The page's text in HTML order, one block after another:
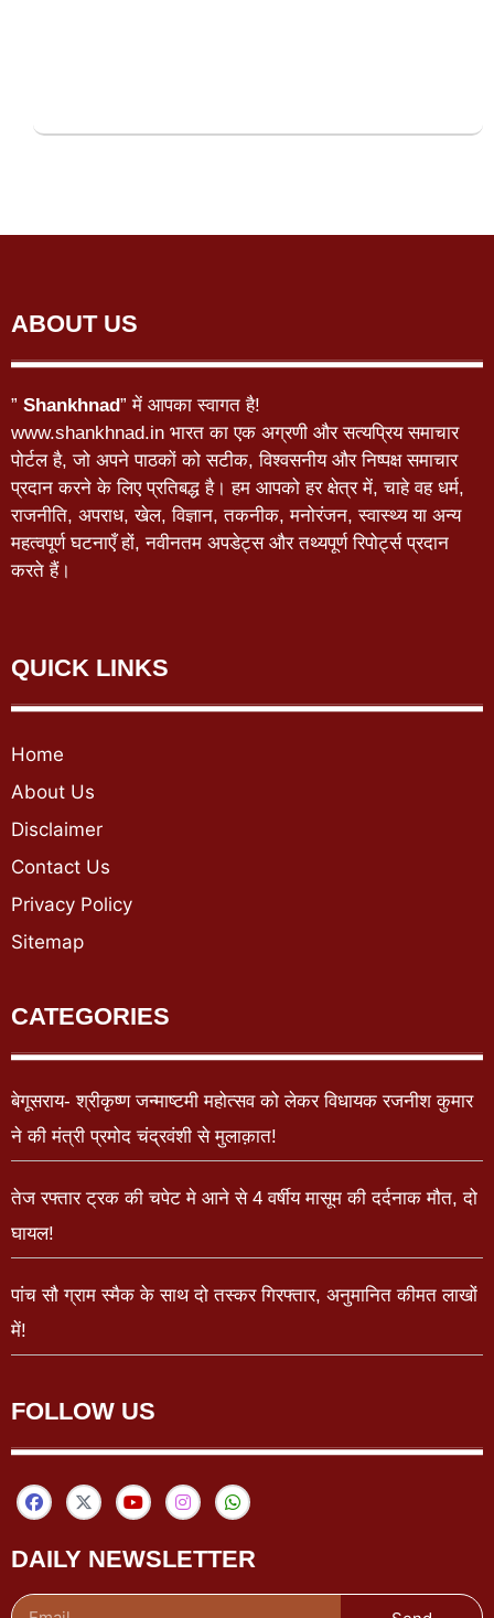
ABOUT US
” Shankhnad” में आपका स्वागत है!
www.shankhnad.in भारत का एक अग्रणी और सत्यप्रिय समाचार
पोर्टल है, जो अपने पाठकों को सटीक, विश्वसनीय और निष्पक्ष समाचार
प्रदान करने के लिए प्रतिबद्ध है। हम आपको हर क्षेत्र में, चाहे वह धर्म,
राजनीति, अपराध, खेल, विज्ञान, तकनीक, मनोरंजन, स्वास्थ्य या अन्य
महत्वपूर्ण घटनाएँ हों, नवीनतम अपडेट्स और तथ्यपूर्ण रिपोर्ट्स प्रदान
करते हैं।
QUICK LINKS
Home
About Us
Disclaimer
Contact Us
Privacy Policy
Sitemap
CATEGORIES
बेगूसराय- श्रीकृष्ण जन्माष्टमी महोत्सव को लेकर विधायक रजनीश कुमार
ने की मंत्री प्रमोद चंद्रवंशी से मुलाक़ात!
तेज रफ्तार ट्रक की चपेट मे आने से 4 वर्षीय मासूम की दर्दनाक मौत, दो
घायल!
पांच सौ ग्राम स्मैक के साथ दो तस्कर गिरफ्तार, अनुमानित कीमत लाखों
में!
FOLLOW US
DAILY NEWSLETTER